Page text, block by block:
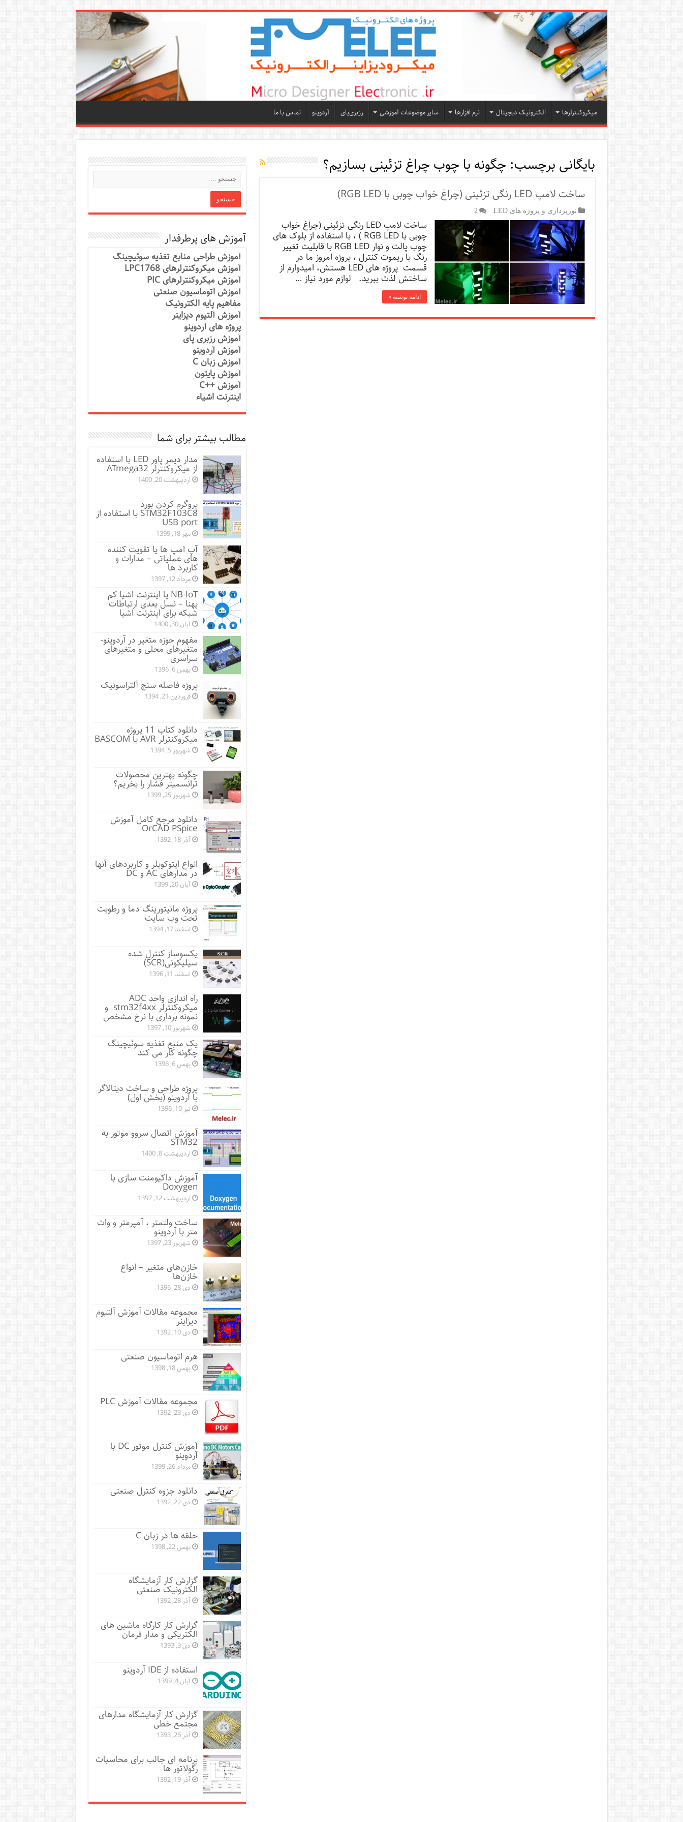
میکروکنترلرها الکترونیک دیجیتال نرم افزارها سایر موضوعات آموزشی رزبری‌پای آردوینو تماس با ما
بایگانی برچسب: چگونه با چوب چراغ تزئینی بسازیم؟
ساخت لامپ LED رنگی تزئینی (چراغ خواب چوبی با RGB LED)
نورپردازی و پروژه های LED 2
ساخت لامپ LED رنگی تزئینی (چراغ خواب
چوبی با RGB LED ) ، با استفاده از بلوک های
چوب پالت و نوار RGB LED با قابلیت تغییر
رنگ با ریموت کنترل ، پروژه امروز ما در
قسمت پروژه های LED هستش، امیدوارم از
ساختش لذت ببرید. لوازم مورد نیاز …
ادامه نوشته »
آموزش های پرطرفدار
آموزش طراحی منابع تغذیه سوئیچینگ
آموزش میکروکنترلرهای LPC1768
آموزش میکروکنترلرهای PIC
آموزش اتوماسیون صنعتی
مفاهیم پایه الکترونیک
آموزش آلتیوم دیزاینر
پروژه های آردوینو
آموزش رزبری پای
آموزش آردوینو
آموزش زبان C
آموزش پایتون
آموزش ++C
اینترنت اشیاء
مطالب بیشتر برای شما
مدار دیمر پاور LED با استفاده
از میکروکنترلر ATmega32
اردیبهشت 20, 1400
پروگرم کردن بورد
STM32F103C8 با استفاده از
USB port
مهر 18, 1399
آپ امپ ها یا تقویت کننده
های عملیاتی – مدارات و
کاربرد ها
مرداد 12, 1397
NB-IoT یا اینترنت اشیا کم
پهنا – نسل بعدی ارتباطات
شبکه برای اینترنت اشیا
آبان 30, 1400
مفهوم حوزه متغیر در آردوینو-
متغیرهای محلی و متغیرهای
سراسری
بهمن 6, 1396
پروژه فاصله سنج آلتراسونیک
فروردین 21, 1394
دانلود کتاب 11 پروژه
میکروکنترلر AVR با BASCOM
شهریور 5, 1394
چگونه بهترین محصولات
ترانسمیتر فشار را بخریم؟
شهریور 25, 1399
دانلود مرجع کامل آموزش
OrCAD PSpice
آذر 18, 1392
انواع اپتوکوپلر و کاربردهای آنها
در مدارهای AC و DC
آبان 20, 1399
پروژه مانيتورينگ دما و رطوبت
تحت وب سایت
اسفند 17, 1394
یکسوساز کنترل شده
سیلیکونی(SCR)
اسفند 11, 1396
راه اندازی واحد ADC
میکروکنترلر stm32f4xx و
نمونه برداری با نرخ مشخص
شهریور 10, 1397
یک منبع تغذیه سوئیچینگ
چگونه کار می کند
بهمن 6, 1396
پروژه طراحی و ساخت دیتالاگر
با آردوینو (بخش اول)
تیر 10, 1396
آموزش اتصال سروو موتور به
STM32
اردیبهشت 8, 1400
آموزش داکیومنت سازی با
Doxygen
اردیبهشت 12, 1397
ساخت ولتمتر ، آمپرمتر و وات
متر با آردوینو
شهریور 23, 1397
خازن‌های متغیر – انواع
خازن‌ها
دی 28, 1396
مجموعه مقالات آموزش آلتیوم
دیزاینر
دی 10, 1392
هرم اتوماسیون صنعتی
بهمن 18, 1398
مجموعه مقالات آموزش PLC
دی 23, 1392
آموزش کنترل موتور DC با
آردوینو
مرداد 26, 1399
دانلود جزوه کنترل صنعتی
دی 22, 1392
حلقه ها در زبان C
بهمن 22, 1398
گزارش کار آزمایشگاه
الکترونیک صنعتی
آذر 28, 1392
گزارش کار کارگاه ماشین های
الکتریکی و مدار فرمان
دی 3, 1393
استفاده از IDE آردوینو
آبان 4, 1399
گزارش کار آزمایشگاه مدارهای
مجتمع خطی
آذر 26, 1393
برنامه ای جالب برای محاسبات
رگولاتور ها
آذر 19, 1392